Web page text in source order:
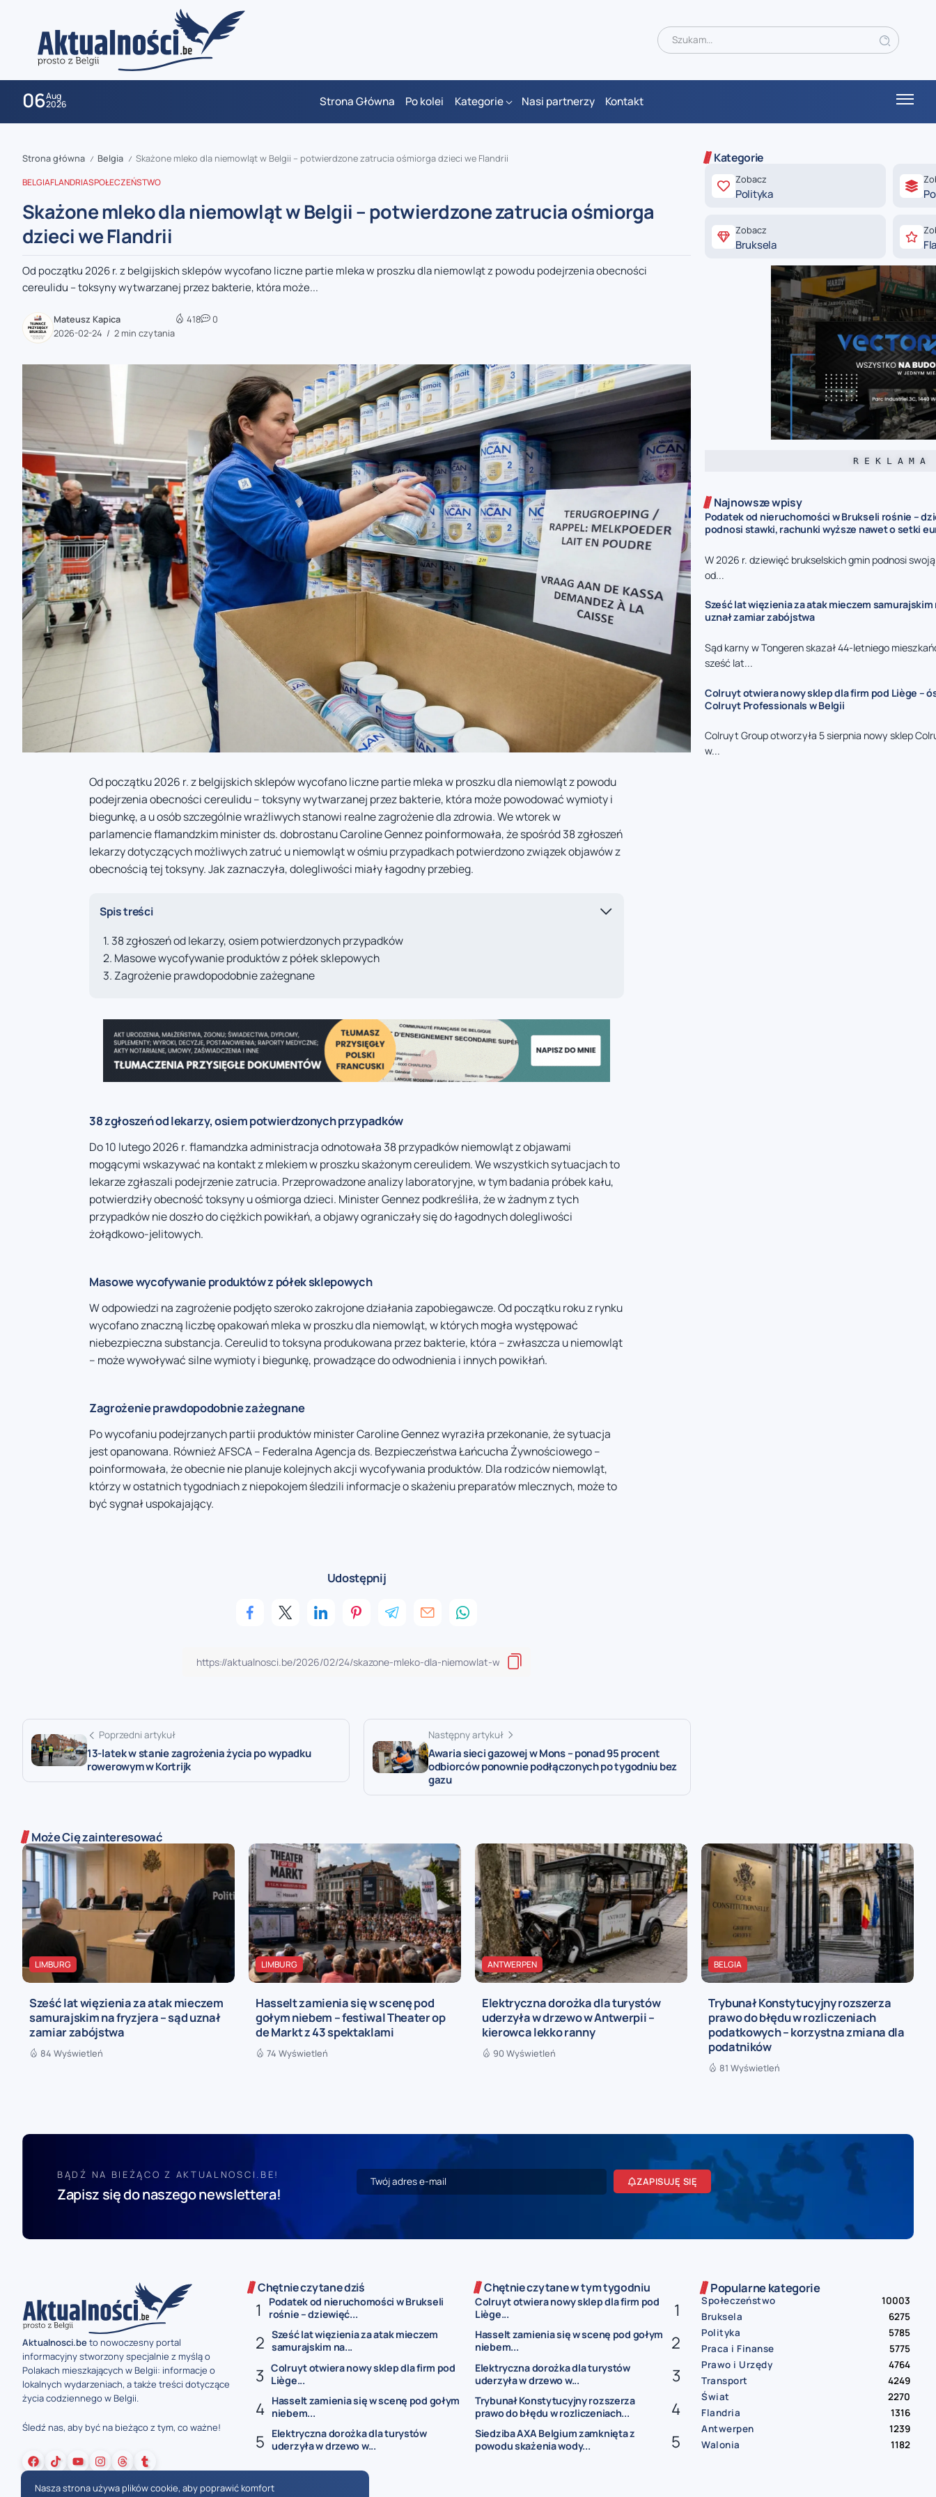
06Aug
2026 Strona Główna Po kolei Kategorie Nasi partnerzy Kontakt
zaobserwuj nas
zaobserwuj nas
zaobserwuj nas
zaobserwuj nas
Strona główna / Belgia / Skażone mleko dla niemowląt w Belgii – potwierdzone zatrucia ośmiorga dzieci we Flandrii
BELGIAFLANDRIASPOŁECZEŃSTWO
Skażone mleko dla niemowląt w Belgii – potwierdzone zatrucia ośmiorga
dzieci we Flandrii
Od początku 2026 r. z belgijskich sklepów wycofano liczne partie mleka w proszku dla niemowląt z powodu podejrzenia obecności
cereulidu – toksyny wytwarzanej przez bakterie, która może...
Mateusz Kapica
2026-02-24
2 min czytania
418 0
Od początku 2026 r. z belgijskich sklepów wycofano liczne partie mleka w proszku dla niemowląt z powodu
podejrzenia obecności cereulidu – toksyny wytwarzanej przez bakterie, która może powodować wymioty i
biegunkę, a u osób szczególnie wrażliwych stanowi realne zagrożenie dla zdrowia. We wtorek w
parlamencie flamandzkim minister ds. dobrostanu Caroline Gennez poinformowała, że spośród 38 zgłoszeń
lekarzy dotyczących możliwych zatruć u niemowląt w ośmiu przypadkach potwierdzono związek objawów z
obecnością tej toksyny. Jak zaznaczyła, dolegliwości miały łagodny przebieg.
Spis treści
38 zgłoszeń od lekarzy, osiem potwierdzonych przypadków
Masowe wycofywanie produktów z półek sklepowych
Zagrożenie prawdopodobnie zażegnane
38 zgłoszeń od lekarzy, osiem potwierdzonych przypadków
Do 10 lutego 2026 r. flamandzka administracja odnotowała 38 przypadków niemowląt z objawami
mogącymi wskazywać na kontakt z mlekiem w proszku skażonym cereulidem. We wszystkich sytuacjach to
lekarze zgłaszali podejrzenie zatrucia. Przeprowadzone analizy laboratoryjne, w tym badania próbek kału,
potwierdziły obecność toksyny u ośmiorga dzieci. Minister Gennez podkreśliła, że w żadnym z tych
przypadków nie doszło do ciężkich powikłań, a objawy ograniczały się do łagodnych dolegliwości
żołądkowo-jelitowych.
Masowe wycofywanie produktów z półek sklepowych
W odpowiedzi na zagrożenie podjęto szeroko zakrojone działania zapobiegawcze. Od początku roku z rynku
wycofano znaczną liczbę opakowań mleka w proszku dla niemowląt, w których mogła występować
niebezpieczna substancja. Cereulid to toksyna produkowana przez bakterie, która – zwłaszcza u niemowląt
– może wywoływać silne wymioty i biegunkę, prowadzące do odwodnienia i innych powikłań.
Zagrożenie prawdopodobnie zażegnane
Po wycofaniu podejrzanych partii produktów minister Caroline Gennez wyraziła przekonanie, że sytuacja
jest opanowana. Również AFSCA – Federalna Agencja ds. Bezpieczeństwa Łańcucha Żywnościowego –
poinformowała, że obecnie nie planuje kolejnych akcji wycofywania produktów. Dla rodziców niemowląt,
którzy w ostatnich tygodniach z niepokojem śledzili informacje o skażeniu preparatów mlecznych, może to
być sygnał uspokajający.
Udostępnij
Poprzedni artykuł
13-latek w stanie zagrożenia życia po wypadku
rowerowym w Kortrijk
Następny artykuł
Awaria sieci gazowej w Mons – ponad 95 procent
odbiorców ponownie podłączonych po tygodniu bez
gazu
Kategorie
Zobacz
Polityka
Zobacz
Bruksela
R E K L A M A
Najnowsze wpisy
Podatek od nieruchomości w Brukseli rośnie –
podnosi stawki, rachunki wyższe nawet o setki
W 2026 r. dziewięć brukselskich gmin podnosi
od...
Sześć lat więzienia za atak mieczem samurajskim
uznał zamiar zabójstwa
Sąd karny w Tongeren skazał 44-letniego
sześć lat...
Colruyt otwiera nowy sklep dla firm pod Liège –
Colruyt Professionals w Belgii
Colruyt Group otworzyła 5 sierpnia nowy sklep
w...
Może Cię zainteresować
LIMBURG
Sześć lat więzienia za atak mieczem
samurajskim na fryzjera – sąd uznał
zamiar zabójstwa
84 Wyświetleń
LIMBURG
Hasselt zamienia się w scenę pod
gołym niebem – festiwal Theater op
de Markt z 43 spektaklami
74 Wyświetleń
ANTWERPEN
Elektryczna dorożka dla turystów
uderzyła w drzewo w Antwerpii –
kierowca lekko ranny
90 Wyświetleń
BELGIA
Trybunał Konstytucyjny rozszerza
prawo do błędu w rozliczeniach
podatkowych – korzystna zmiana dla
podatników
81 Wyświetleń
BĄDŹ NA BIEŻĄCO Z AKTUALNOSCI.BE!
Zapisz się do naszego newslettera!
ZAPISUJĘ SIĘ
Aktualnosci.beto nowoczesny portal
informacyjny stworzony specjalnie z myślą o
Polakach mieszkających w Belgii: informacje o
lokalnych wydarzeniach, a także treści dotyczące
życia codziennego w Belgii.
Śledź nas, aby być na bieżąco z tym, co ważne!
Chętnie czytane dziś
Podatek od nieruchomości w Brukseli
rośnie – dziewięć...
Sześć lat więzienia za atak mieczem
samurajskim na...
Colruyt otwiera nowy sklep dla firm pod
Liège...
Hasselt zamienia się w scenę pod gołym
niebem...
Elektryczna dorożka dla turystów
uderzyła w drzewo w...
Chętnie czytane w tym tygodniu
Colruyt otwiera nowy sklep dla firm pod
Liège...
Hasselt zamienia się w scenę pod gołym
niebem...
Elektryczna dorożka dla turystów
uderzyła w drzewo w...
Trybunał Konstytucyjny rozszerza
prawo do błędu w rozliczeniach...
Siedziba AXA Belgium zamknięta z
powodu skażenia wody...
Popularne kategorie
Społeczeństwo
10003
Bruksela
6275
Polityka
5785
Praca i Finanse
5775
Prawo i Urzędy
4764
Transport
4249
Świat
2270
Flandria
1316
Antwerpen
1239
Walonia
1182
Nasza strona używa plików cookie, aby poprawić komfort